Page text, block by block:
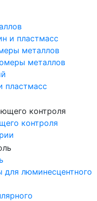
и пластмасс
металлов
металлов
пластмасс
контроля
для люминесцентного